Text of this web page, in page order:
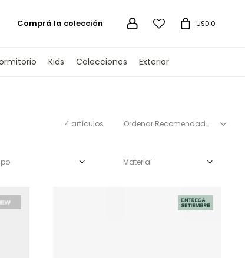
Kids Colecciones Exterior
 USD 0
Comprá la colección
4 artículos Recomendados
Material